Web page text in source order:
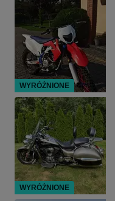
WYRÓŻNIONE
WYRÓŻNIONE